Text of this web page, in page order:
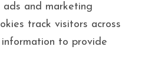
and marketing
track visitors across
to provide